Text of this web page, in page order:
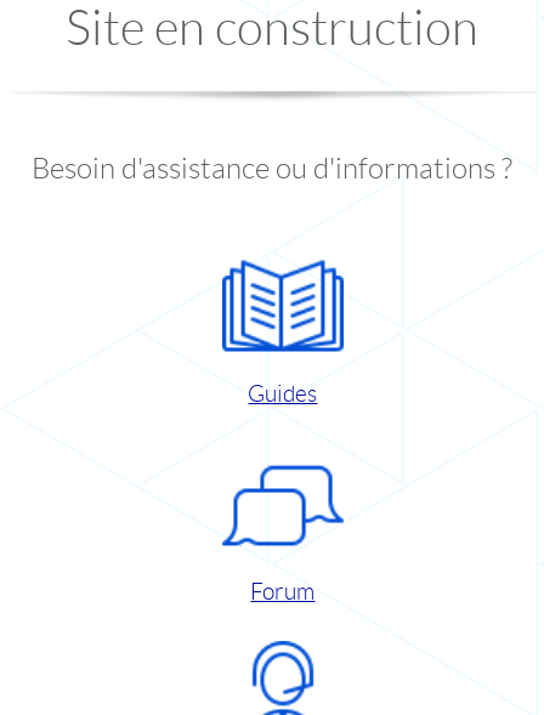
Site en construction
Besoin d'assistance ou d'informations ?
Guides
Forum